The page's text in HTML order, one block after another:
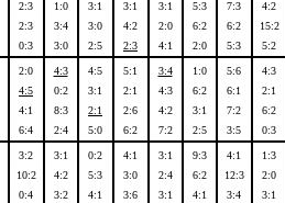
2:3
2:3
0:3
1:0
3:4
3:0
3:1
3:0
2:5
3:1
4:2
2:3
3:1
2:0
4:1
5:3
6:2
2:0
7:3
6:2
5:3
4:2
15:2
5:2
2:0
4:5
4:1
6:4
4:3
0:2
8:3
2:4
4:5
3:1
2:1
5:0
5:1
2:1
2:6
6:2
3:4
4:3
4:2
7:2
1:0
6:2
3:1
2:5
5:6
6:1
7:2
3:5
4:3
2:1
6:2
0:3
3:2
10:2
0:4
3:1
4:2
3:2
0:2
5:3
4:1
4:1
3:0
3:6
3:1
2:4
3:1
9:3
6:2
4:1
4:1
12:3
3:4
1:3
2:0
3:1